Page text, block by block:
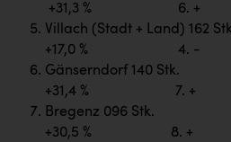
+31,3 % 6. +
Villach (Stadt +
+17,0 % 4. -
Gänserndorf
+31,4 % 7. +
Bregenz
+30,5 % 8. +